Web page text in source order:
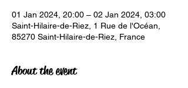
01 Jan 2024, 20:00 – 02 Jan 2024, 03:00
Saint-Hilaire-de-Riez, 1 Rue de l'Océan,
85270 Saint-Hilaire-de-Riez, France
About the event